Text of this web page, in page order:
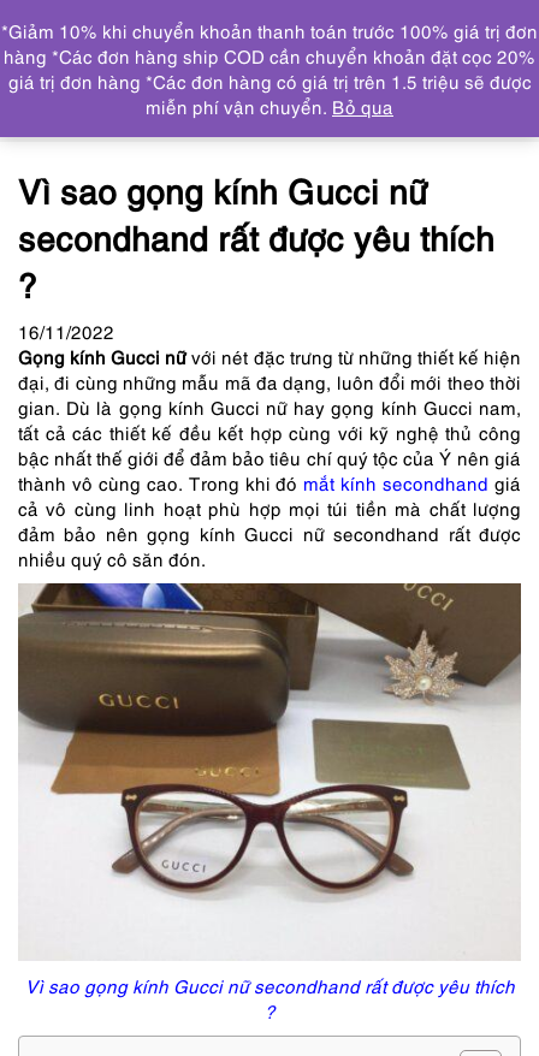
DANH MỤC
Trang chủ Tin tức
Vì sao gọng kính Gucci nữ
secondhand rất được yêu thích ?
Vì sao gọng kính Gucci nữ
secondhand rất được yêu thích
?
16/11/2022
Gọng kính Gucci nữvới nét đặc trưng từ những thiết kế hiện
đại, đi cùng những mẫu mã đa dạng, luôn đổi mới theo thời
gian. Dù là gọng kính Gucci nữ hay gọng kính Gucci nam,
tất cả các thiết kế đều kết hợp cùng với kỹ nghệ thủ công
bậc nhất thế giới để đảm bảo tiêu chí quý tộc của Ý nên giá
thành vô cùng cao. Trong khi đó mắt kính secondhand giá
cả vô cùng linh hoạt phù hợp mọi túi tiền mà chất lượng
đảm bảo nên gọng kính Gucci nữ secondhand rất được
nhiều quý cô săn đón.
Vì sao gọng kính Gucci nữ secondhand rất được yêu thích
?
*Giảm 10% khi chuyển khoản thanh toán trước 100% giá trị đơn
hàng *Các đơn hàng ship COD cần chuyển khoản đặt cọc 20%
giá trị đơn hàng *Các đơn hàng có giá trị trên 1.5 triệu sẽ được
miễn phí vận chuyển. Bỏ qua